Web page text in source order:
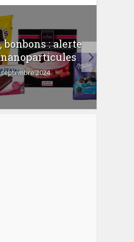
bonbons : alerte
2024